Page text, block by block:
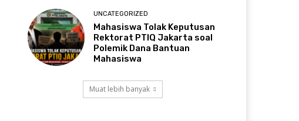
UNCATEGORIZED
Mahasiswa Tolak Keputusan
Rektorat PTIQ Jakarta soal
Polemik Dana Bantuan
Mahasiswa
Muat lebih banyak